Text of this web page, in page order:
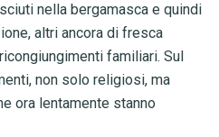
nella bergamasca e quindi
altri ancora di fresca
familiari. Sul
non solo religiosi, ma
ora lentamente stanno